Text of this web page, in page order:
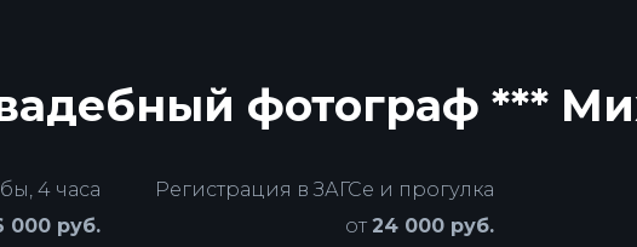
фотограф ***
4 часа
000 руб.
Регистрация в ЗАГСе и прогулка
от 24 000 руб.